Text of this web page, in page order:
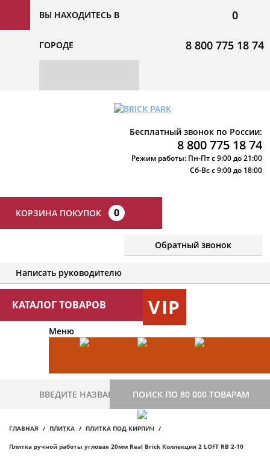
ВЫ НАХОДИТЕСЬ В
ГОРОДЕ
0
8 800 775 18 74
Бесплатный звонок по России:
8 800 775 18 74
Режим работы: Пн-Пт с 9:00 до 21:00
Сб-Вс с 9:00 до 18:00
КОРЗИНА ПОКУПОК 0
Обратный звонок
Написать руководителю
КАТАЛОГ ТОВАРОВ VIP
Меню
ПОИСК ПО 80 000 ТОВАРАМ
ГЛАВНАЯ ПЛИТКА ПЛИТКА ПОД КИРПИЧ
Плитка ручной работы угловая 20мм Real Brick Коллекция 2 LOFT RB 2-10